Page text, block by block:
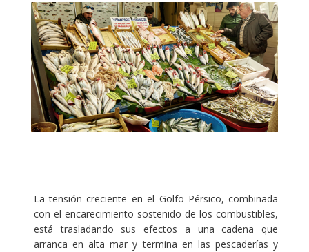
La tensión creciente en el Golfo Pérsico, combinada
con el encarecimiento sostenido de los combustibles,
está trasladando sus efectos a una cadena que
arranca en alta mar y termina en las pescaderías y